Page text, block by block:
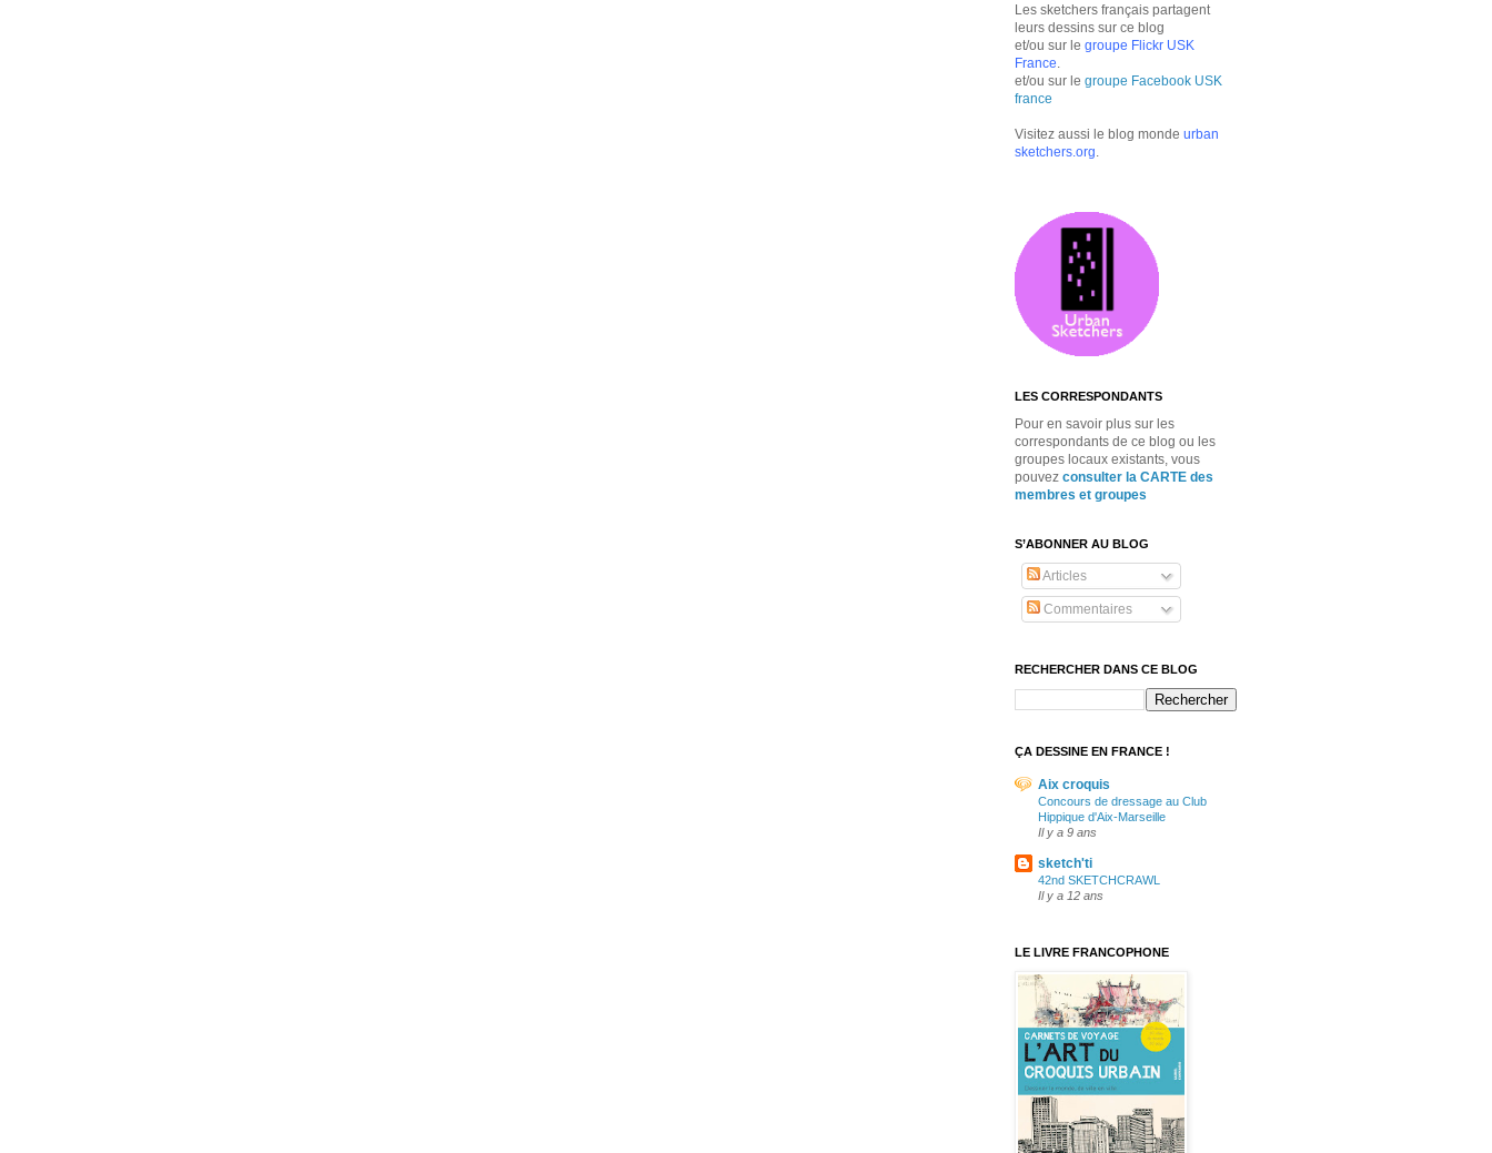
Les sketchers français partagent
leurs dessins sur ce blog
et/ou sur le groupe Flickr USK
France
et/ou sur le groupe Facebook USK
france
Visitez aussi le blog monde urban
sketchers.org
LES CORRESPONDANTS
Pour en savoir plus sur les
correspondants de ce blog ou les
groupes locaux existants, vous
pouvez consulter la CARTE des
membres et groupes
S’ABONNER AU BLOG
Articles
Commentaires
RECHERCHER DANS CE BLOG
ÇA DESSINE EN FRANCE !
Aix croquis
Concours de dressage au Club
Hippique d'Aix-Marseille
Il y a 9 ans
sketch'ti
42nd SKETCHCRAWL
Il y a 12 ans
LE LIVRE FRANCOPHONE